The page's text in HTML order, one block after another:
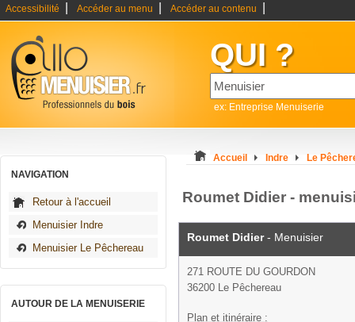
Accessibilité Accéder au menu Accéder au contenu
QUI ?
ex: Entreprise Menuiserie
NAVIGATION
Retour à l'accueil
Menuisier Indre
Menuisier Le Pêchereau
AUTOUR DE LA MENUISERIE
Accueil Indre Le
Roumet Didier -
Roumet Didier- Menuisier
271 ROUTE DU GOURDON
36200 Le Pêchereau
Plan et itinéraire :